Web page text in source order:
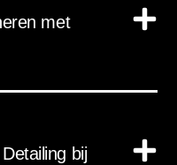
met
bij